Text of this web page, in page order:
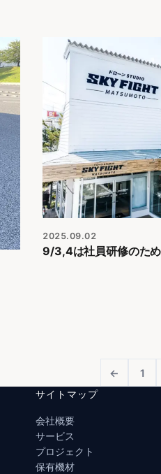
2025.09.02
9/3,4は社員研修のた
← 1
サイトマップ
会社概要
サービス
プロジェクト
保有機材